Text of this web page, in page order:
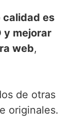
calidad es
y mejorar
web,
de otras
originales.